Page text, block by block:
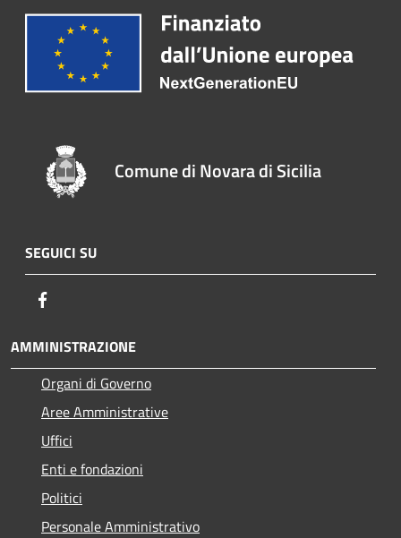
Comune di Novara di Sicilia
SEGUICI SU
AMMINISTRAZIONE
Organi di Governo
Aree Amministrative
Uffici
Enti e fondazioni
Politici
Personale Amministrativo